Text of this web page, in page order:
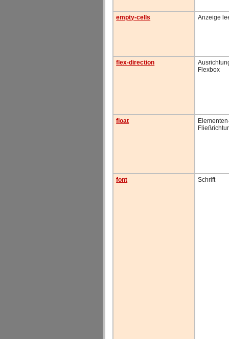
empty-cells Anzeige
flex-direction
Flexbox
float
font Schrift